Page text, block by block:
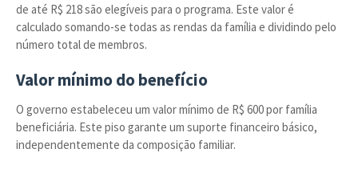
de até R$ 218 são elegíveis para o programa. Este valor é
calculado somando-se todas as rendas da família e dividindo pelo
número total de membros.
Valor mínimo do benefício
O governo estabeleceu um valor mínimo de R$ 600 por família
beneficiária. Este piso garante um suporte financeiro básico,
independentemente da composição familiar.